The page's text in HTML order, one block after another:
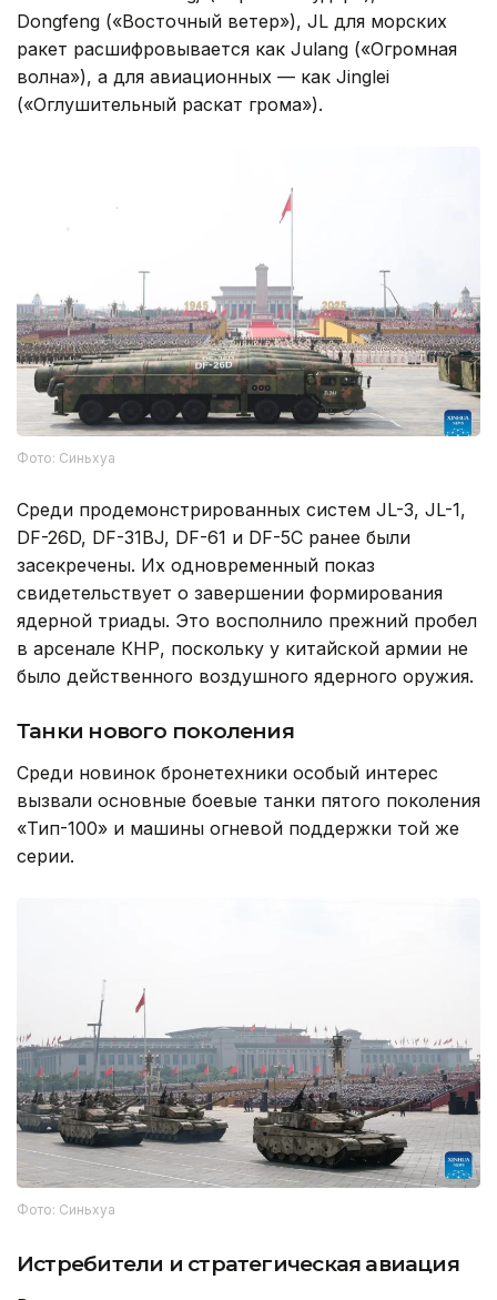
Dongfeng («Восточный ветер»), JL для морских
ракет расшифровывается как Julang («Огромная
волна»), а для авиационных — как Jinglei
(«Оглушительный раскат грома»).
Фото: Синьхуа
Среди продемонстрированных систем JL-3, JL-1,
DF-26D, DF-31BJ, DF-61 и DF-5C ранее были
засекречены. Их одновременный показ
свидетельствует о завершении формирования
ядерной триады. Это восполнило прежний пробел
в арсенале КНР, поскольку у китайской армии не
было действенного воздушного ядерного оружия.
Танки нового поколения
Среди новинок бронетехники особый интерес
вызвали основные боевые танки пятого поколения
«Тип-100» и машины огневой поддержки той же
серии.
Фото: Синьхуа
Истребители и стратегическая авиация